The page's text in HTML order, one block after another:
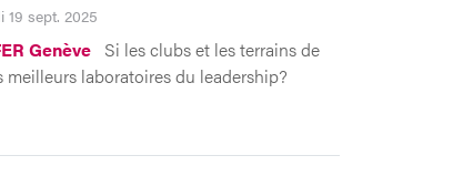
19 sept. 2025
Genève Si les clubs et les terrains de
meilleurs laboratoires du leadership?